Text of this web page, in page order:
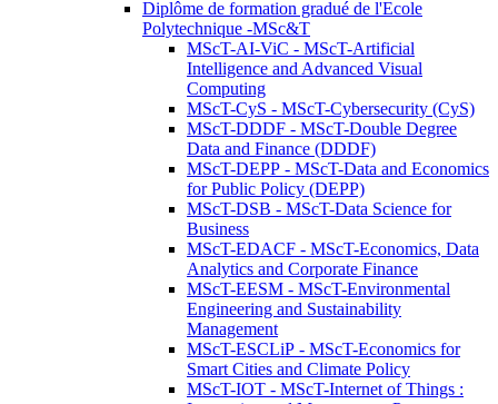
Diplôme de formation gradué de l'Ecole
Polytechnique -MSc&T
MScT-AI-ViC - MScT-Artificial
Intelligence and Advanced Visual
Computing
MScT-CyS - MScT-Cybersecurity (CyS)
MScT-DDDF - MScT-Double Degree
Data and Finance (DDDF)
MScT-DEPP - MScT-Data and Economics
for Public Policy (DEPP)
MScT-DSB - MScT-Data Science for
Business
MScT-EDACF - MScT-Economics, Data
Analytics and Corporate Finance
MScT-EESM - MScT-Environmental
Engineering and Sustainability
Management
MScT-ESCLiP - MScT-Economics for
Smart Cities and Climate Policy
MScT-IOT - MScT-Internet of Things :